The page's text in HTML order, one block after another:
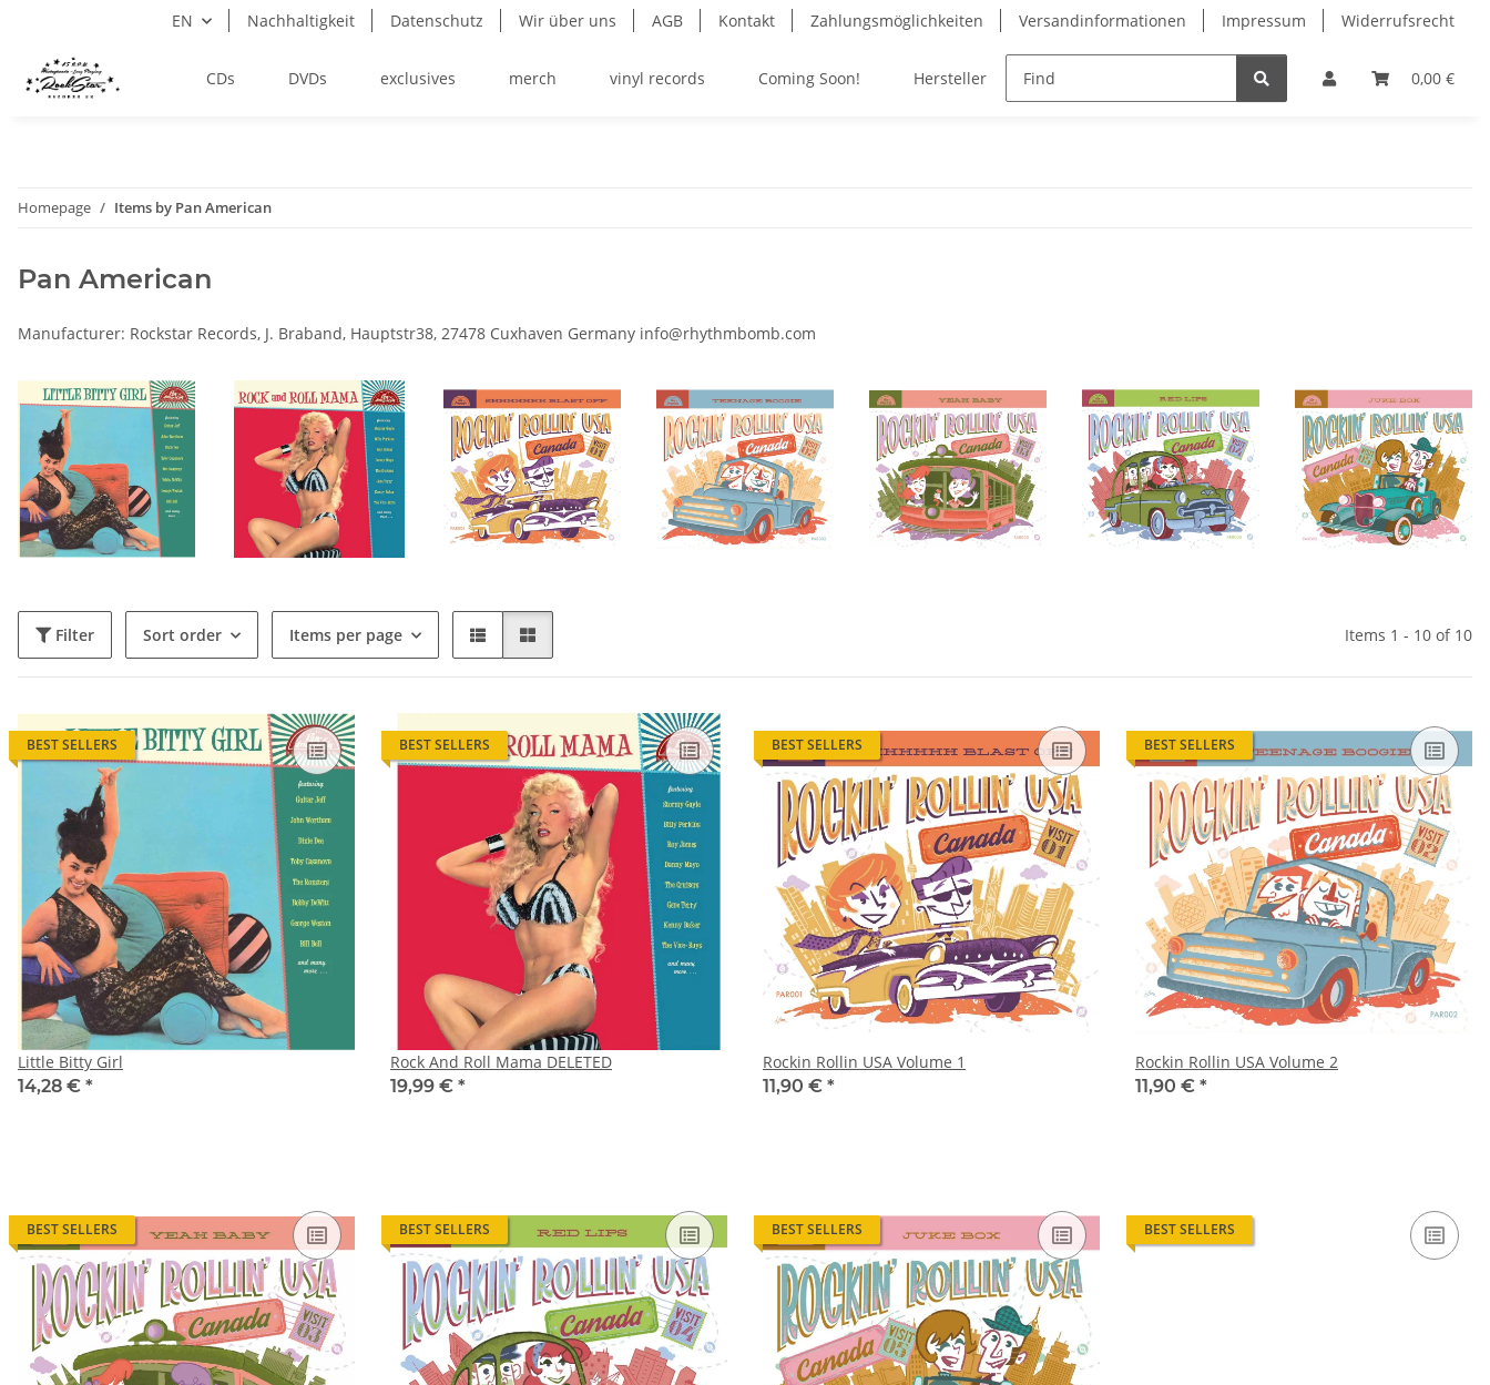
EN Nachhaltigkeit Datenschutz Wir über uns AGB Kontakt Zahlungsmöglichkeiten Versandinformationen Impressum Widerrufsrecht
0,00 €
CDs DVDs exclusives merch vinyl records Coming Soon! Hersteller
Homepage Items by Pan American
Pan American
Manufacturer: Rockstar Records, J. Braband, Hauptstr38, 27478 Cuxhaven Germany info@rhythmbomb.com
Filter Sort order Items per page Items 1 - 10 of 10
BEST SELLERS
Little Bitty Girl
14,28 € *
BEST SELLERS
Rock And Roll Mama DELETED
19,99 € *
BEST SELLERS
Rockin Rollin USA Volume 1
11,90 € *
BEST SELLERS
Rockin Rollin USA Volume 2
11,90 € *
BEST SELLERS BEST SELLERS BEST SELLERS BEST SELLERS